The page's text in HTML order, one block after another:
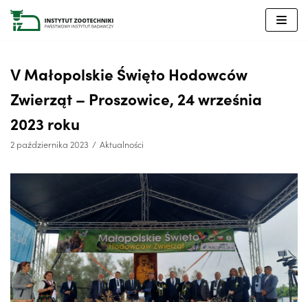
Przejdź
do
V Małopolskie Święto Hodowców
Zwierząt – Proszowice, 24 września
2023 roku
2 października 2023 Aktualności